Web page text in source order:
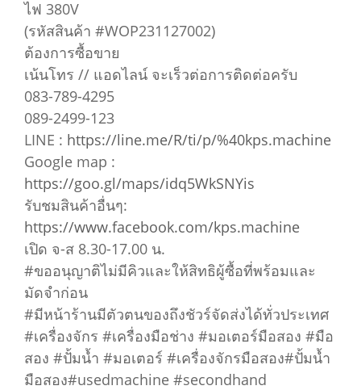
ไฟ 380V
(รหัสสินค้า #WOP231127002)
ต้องการซื้อขาย
เน้นโทร // แอดไลน์ จะเร็วต่อการติดต่อครับ
083-789-4295
089-2499-123
LINE : https://line.me/R/ti/p/%40kps.machine
Google map :
https://goo.gl/maps/idq5WkSNYis
รับชมสินค้าอื่นๆ:
https://www.facebook.com/kps.machine
เปิด จ-ส 8.30-17.00 น.
#ขออนุญาติไม่มีคิวและให้สิทธิผู้ซื้อที่พร้อมและ
มัดจำก่อน
#มีหน้าร้านมีตัวตนของถึงชัวร์จัดส่งได้ทั่วประเทศ
#เครื่องจักร #เครื่องมือช่าง #มอเตอร์มือสอง #มือ
สอง #ปั้มน้ำ #มอเตอร์ #เครื่องจักรมือสอง#ปั้มน้ำ
มือสอง#usedmachine #secondhand